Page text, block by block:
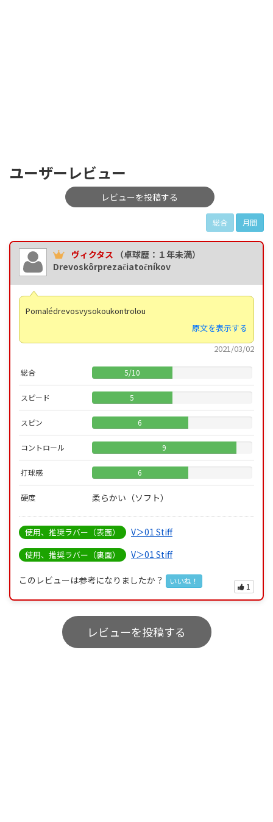
ユーザーレビュー
レビューを投稿する
総合 月間
ヴィクタス
（卓球歴：１年未満）
Drevoskôrprezačiatočníkov
Pomalédrevosvysokoukontrolou
原文を表示する
2021/03/02
総合 5/10
スピード 5
スピン 6
コントロール 9
打球感 6
硬度 柔らかい（ソフト）
使用、推奨ラバー（表面） V＞01 Stiff
使用、推奨ラバー（裏面） V＞01 Stiff
このレビューは参考になりましたか？ いいね！
1
レビューを投稿する